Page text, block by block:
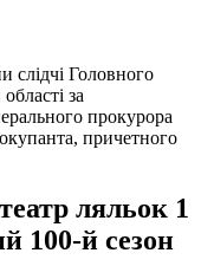
слідчі Головного
за
прокурора
причетного
ляльок 1
100-й сезон